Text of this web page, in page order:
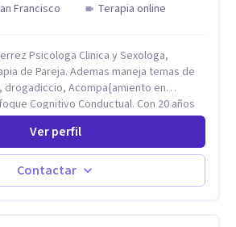
Francisco
Terapia online
Sexologa,
de Pareja. Ademas maneja temas de
Acompa{amiento en
Cognitivo Conductual. Con 20 años
capacitandose en las
Salud Mental.
Ver perfil
Contactar